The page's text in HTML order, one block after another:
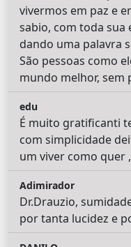
vivermos em paz e
sabio, com toda sua
dando uma palavra
São pessoas como
mundo melhor, sem
edu
É muito gratificanti
com simplicidade
um viver como quer
Adimirador
Dr.Drauzio,
por tanta lucidez e